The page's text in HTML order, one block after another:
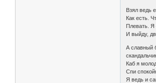
Взял ведь
Как есть.
Плевать. Я
И выйду,
А славный
Каб я
Спи
Я ведь и